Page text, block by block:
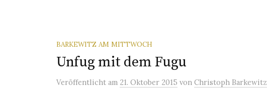
BARKEWITZ AM MITTWOCH
Unfug mit dem Fugu
Veröffentlicht am 21. Oktober 2015 von Christoph Barkewitz